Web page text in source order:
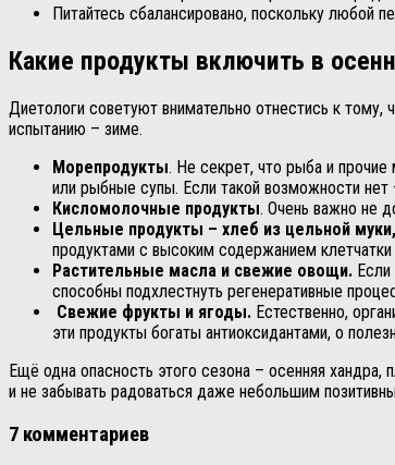
Питайтесь сбалансировано, поскольку любой
Какие продукты включить в
Диетологи советуют внимательно отнестись к
испытанию – зиме.
Морепродукты. Не секрет, что рыба и
или рыбные супы. Если такой возможности
Кисломолочные продукты. Очень важно не
Цельные продукты – хлеб из цельной
продуктами с высоким содержанием
Растительные масла и свежие овощи. Если
способны подхлестнуть регенеративные
Свежие фрукты и ягоды. Естественно,
эти продукты богаты антиоксидантами, о
Ещё одна опасность этого сезона – осенняя хандра,
и не забывать радоваться даже небольшим
7 комментариев